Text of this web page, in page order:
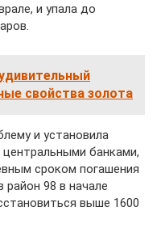
и упала до
свойства золота
и установила
банками,
сроком погашения
район 98 в начале
выше 1600